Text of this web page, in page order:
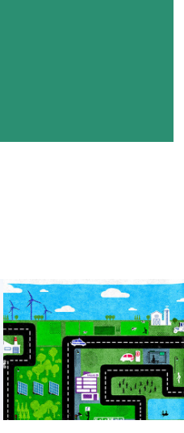
Villes et territoires
connectés